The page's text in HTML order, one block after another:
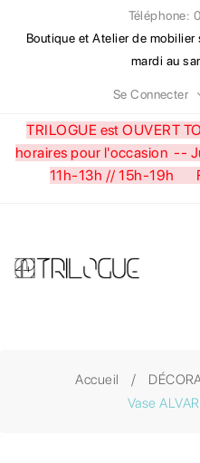
Téléphone:
Boutique et Atelier de
mardi au
Se Connecter
TRILOGUE est OUVERT
horaires pour l'occasion --
11h-13h // 15h-19h
Accueil
Vase